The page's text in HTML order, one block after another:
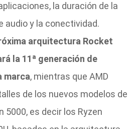
la duración de la
audio y la conectividad.
arquitectura Rocket
la 11ª generación de
marca, mientras que AMD
de los nuevos modelos de
5000, es decir los Ryzen